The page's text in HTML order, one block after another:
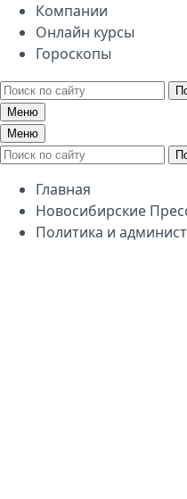
Компании
Онлайн курсы
Гороскопы
Меню
Меню
Главная
Новосибирские
Политика и